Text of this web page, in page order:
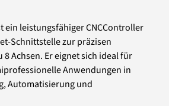
ein leistungsfähiger CNCController
Schnittstelle zur präzisen
8 Achsen. Er eignet sich ideal für
Anwendungen in
Automatisierung und